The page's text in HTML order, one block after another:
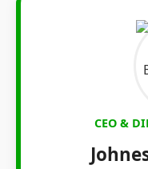
CEO &